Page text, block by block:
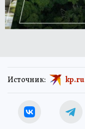
Источник: kp.ru